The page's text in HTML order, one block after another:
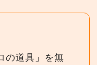
の道具」を無